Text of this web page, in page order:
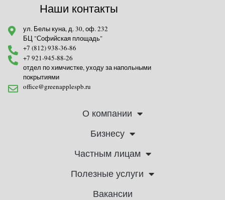
О компании
Бизнесу
Частным лицам
Полезные услуги
Вакансии
Наши контакты
ул. Белы куна, д. 30, оф. 232
БЦ "Софийская площадь"
+7 (812) 938-36-86
+7 921-945-88-26
отдел по химчистке, уходу за напольными
покрытиями
office@greenapplespb.ru